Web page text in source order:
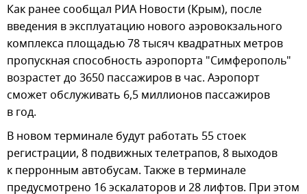
Как ранее сообщал РИА Новости (Крым), после
введения в эксплуатацию нового аэровокзального
комплекса площадью 78 тысяч квадратных метров
пропускная способность аэропорта "Симферополь"
возрастет до 3650 пассажиров в час. Аэропорт
сможет обслуживать 6,5 миллионов пассажиров
в год.
В новом терминале будут работать 55 стоек
регистрации, 8 подвижных телетрапов, 8 выходов
к перронным автобусам. Также в терминале
предусмотрено 16 эскалаторов и 28 лифтов. При этом